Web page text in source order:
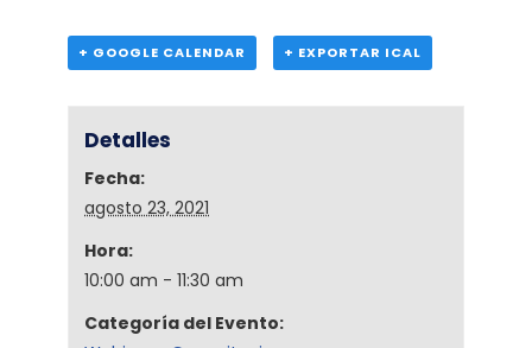
+ GOOGLE CALENDAR + EXPORTAR ICAL
Detalles
Fecha:
agosto 23, 2021
Hora:
10:00 am - 11:30 am
Categoría del Evento: